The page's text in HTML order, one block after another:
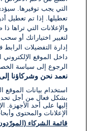
التي يجب توفيرها.
تعطيلها. إذا تم تعطيل
والإعلانات التي تراها
لتغيير اختياراتك أو
إدارة التفضيلات
داخل الموقع
الرجوع إلى سياسة
نعمد نحن وشركاؤنا إلى
استخدام بيانات
بشكل فعال من أجل
إليها على أحد الأجهزة.
الإعلانات والمحتوى
قائمة الشركاء